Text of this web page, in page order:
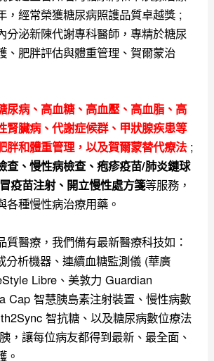
，經常榮獲糖尿病照護品質卓越獎 ;
分泌新陳代謝專科醫師，專精於糖尿
、肥胖評估與體重管理、賀爾蒙治
尿病、高血糖、高血壓、高血脂、高
腎臟病、代謝症候群、甲狀腺疾患等
胖和體重管理，以及賀爾蒙替代療法 ;
查、慢性病檢查、疱疹疫苗/肺炎鏈球
疫苗注射、開立慢性處方箋等服務，
各種慢性病治療用藥。
質醫療，我們備有最新醫療科技如：
分析機器、連續血糖監測儀 (華廣
Libre、美敦力 Guardian
Cap 智慧胰島素注射裝置、慢性病數
智抗糖、以及糖尿病數位療法
，讓每位病友都得到最新、最全面、
。